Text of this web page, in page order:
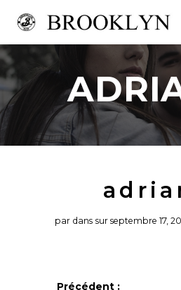
au
par dans sur septembre 17,
Navigation
Précédent :